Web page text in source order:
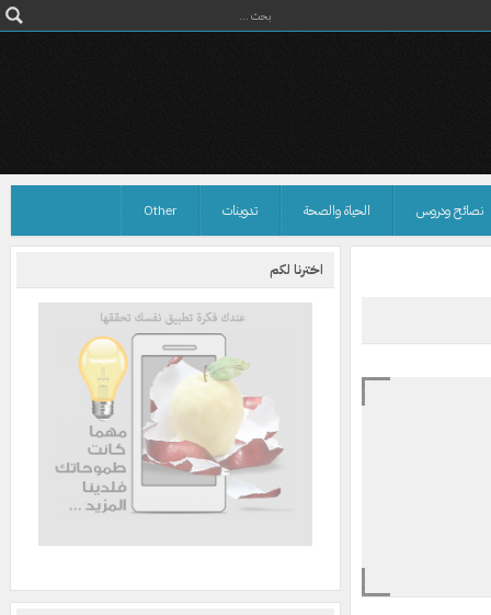
نصائح ودروس الحياة والصحة تدوينات Other
اخترنا لكم